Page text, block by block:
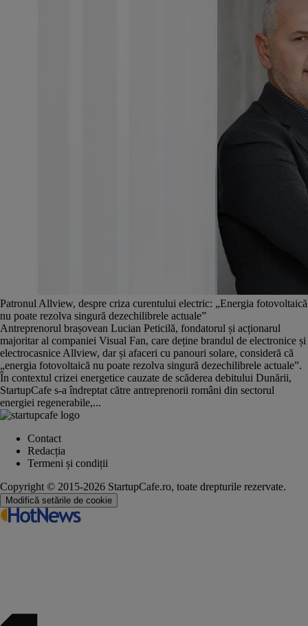
Patronul Allview, despre criza curentului electric: „Energia fotovoltaică
nu poate rezolva singură dezechilibrele actuale”
Antreprenorul brașovean Lucian Peticilă, fondatorul și acționarul
majoritar al companiei Visual Fan, care deține brandul de electronice și
electrocasnice Allview, dar și afaceri cu panouri solare, consideră că
„energia fotovoltaică nu poate rezolva singură dezechilibrele actuale”.
În contextul crizei energetice cauzate de scăderea debitului Dunării,
StartupCafe s-a îndreptat către antreprenorii români din sectorul
energiei regenerabile,...
Contact
Redacția
Termeni și condiții
Copyright © 2015-2026 StartupCafe.ro, toate drepturile rezervate.
Modifică setările de cookie